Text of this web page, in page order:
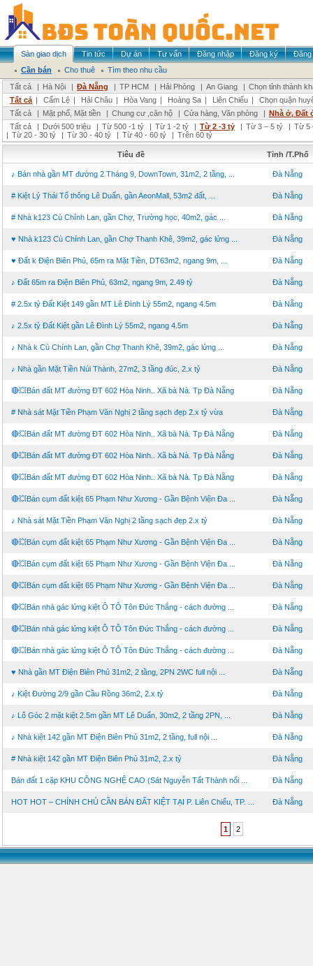
Sàn giao dịch Tin tức Dự án Tư vấn Đăng nhập Đăng ký
Đăng
Cần bán
Cho thuê
Tìm theo nhu cầu
Tất cả
| Hà Nội | Đà Nẵng | TP HCM | Hải Phòng | An Giang | Chọn tỉnh thành
Tất cả | Cẩm Lệ | Hải Châu | Hòa Vang | Hoàng Sa | Liên Chiểu |
Chọn quận
Tất cả
| Mặt phố, Mặt tiền | Chung cư ,căn hộ | Cửa hàng, Văn phòng | Nhà ở, Đất
Tất cả
| Dưới 500 triệu | Từ 500 -1 tỷ | Từ 1 -2 tỷ | Từ 2 -3 tỷ | Từ 3 – 5 tỷ | Từ 5
| Từ 20 - 30 tỷ | Từ 30 - 40 tỷ | Từ 40 - 60 tỷ | Trên 60 tỷ
Tiêu đề Tỉnh /T.Phố
♪ Bán nhà gần MT đường 2 Tháng 9, DownTown, 31m2, 2 tầng, ... Đà Nẵng
# Kiệt Lý Thái Tổ thông Lê Duẩn, gần AeonMall, 53m2 đất, ... Đà Nẵng
# Nhà k123 Cù Chính Lan, gần Chợ, Trường học, 40m2, gác ... Đà Nẵng
♥ Nhà k123 Cù Chính Lan, gần Chợ Thanh Khê, 39m2, gác lửng ... Đà Nẵng
♥ Đất k Điện Biên Phủ, 65m ra Mặt Tiền, DT63m2, ngang 9m, ... Đà Nẵng
♪ Đất 65m ra Điện Biên Phủ, 63m2, ngang 9m, 2.49 tỷ Đà Nẵng
# 2.5x tỷ Đất Kiệt 149 gần MT Lê Đình Lý 55m2, ngang 4.5m Đà Nẵng
♪ 2.5x tỷ Đất Kiệt gần Lê Đình Lý 55m2, ngang 4.5m Đà Nẵng
♪ Nhà k Cù Chính Lan, gần Chợ Thanh Khê, 39m2, gác lửng ... Đà Nẵng
♪ Nhà gần Mặt Tiền Núi Thành, 27m2, 3 tầng đúc, 2.x tỷ Đà Nẵng
🔴💥Bán đất MT đường ĐT 602 Hòa Ninh.. Xã bà Nà. Tp Đà Nẵng Đà Nẵng
# Nhà sát Mặt Tiền Phạm Văn Nghị 2 tầng sạch đẹp 2.x tỷ vừa Đà Nẵng
🔴💥Bán đất MT đường ĐT 602 Hòa Ninh.. Xã bà Nà. Tp Đà Nẵng Đà Nẵng
🔴💥Bán đất MT đường ĐT 602 Hòa Ninh.. Xã bà Nà. Tp Đà Nẵng Đà Nẵng
🔴💥Bán đất MT đường ĐT 602 Hòa Ninh.. Xã bà Nà. Tp Đà Nẵng Đà Nẵng
🔴💥Bán cụm đất kiệt 65 Phạm Như Xương - Gần Bệnh Viện Đa ... Đà Nẵng
♪ Nhà sát Mặt Tiền Phạm Văn Nghị 2 tầng sạch đẹp 2.x tỷ Đà Nẵng
🔴💥Bán cụm đất kiệt 65 Phạm Như Xương - Gần Bệnh Viện Đa ... Đà Nẵng
🔴💥Bán cụm đất kiệt 65 Phạm Như Xương - Gần Bệnh Viện Đa ... Đà Nẵng
🔴💥Bán cụm đất kiệt 65 Phạm Như Xương - Gần Bệnh Viện Đa ... Đà Nẵng
🔴💥Bán nhà gác lửng kiệt Ô TÔ Tôn Đức Thắng - cách đường ... Đà Nẵng
🔴💥Bán nhà gác lửng kiệt Ô TÔ Tôn Đức Thắng - cách đường ... Đà Nẵng
🔴💥Bán nhà gác lửng kiệt Ô TÔ Tôn Đức Thắng - cách đường ... Đà Nẵng
♥ Nhà gần MT Điện Biên Phủ 31m2, 2 tầng, 2PN 2WC full nội ... Đà Nẵng
♪ Kiệt Đường 2/9 gần Cầu Rồng 36m2, 2.x tỷ Đà Nẵng
♪ Lô Góc 2 mặt kiệt 2.5m gần MT Lê Duẩn, 30m2, 2 tầng 2PN, ... Đà Nẵng
♪ Nhà kiệt 142 gần MT Điện Biên Phủ 31m2, 2 tầng, full nội ... Đà Nẵng
# Nhà kiệt 142 gần MT Điện Biên Phủ 31m2, 2.x tỷ Đà Nẵng
Bán đất 1 cặp KHU CÔNG NGHỆ CAO (Sát Nguyễn Tất Thành nối ... Đà Nẵng
HOT HOT – CHÍNH CHỦ CẦN BÁN ĐẤT KIỆT TẠI P. Liên Chiểu, TP. ... Đà Nẵng
1 2